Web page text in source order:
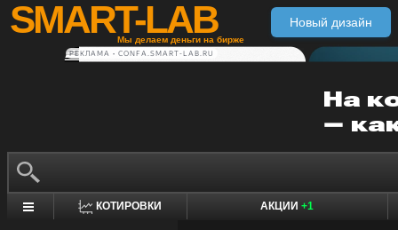
SMART-LAB
Мы делаем деньги на бирже
Новый дизайн
РЕКЛАМА • CONFA.SMART-LAB.RU
КОТИРОВКИ АКЦИИ +1